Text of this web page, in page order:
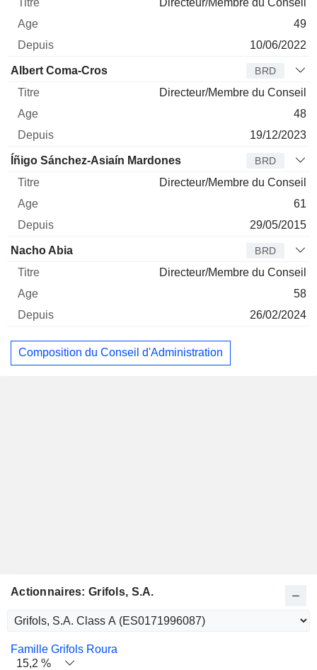
49
10/06/2022
Albert Coma-Cros BRD
Directeur/Membre du Conseil
48
19/12/2023
Íñigo Sánchez-Asiaín Mardones BRD
Directeur/Membre du Conseil
61
29/05/2015
Nacho Abia BRD
Directeur/Membre du Conseil
58
26/02/2024
Composition du Conseil d'Administration
Actionnaires: Grifols, S.A.
Nom Actions % Valorisation
Famille Grifols Roura
15,2 %